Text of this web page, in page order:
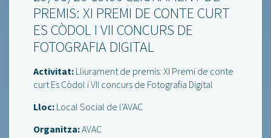
PREMIS: XI PREMI DE CONTE CURT
ES CÒDOL I VII CONCURS DE
FOTOGRAFIA DIGITAL
Activitat: Lliurament de premis: XI Premi de conte
curt Es Còdol i VII concurs de Fotografia Digital
Lloc: Local Social de l'AVAC
Organitza:AVAC